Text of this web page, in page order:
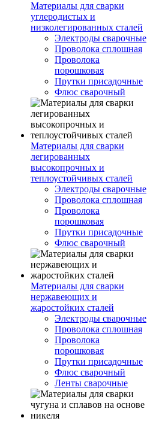
Материалы для сварки
углеродистых и
низколегированных сталей
Электроды сварочные
Проволока сплошная
Проволока
порошковая
Прутки присадочные
Флюс сварочный
Материалы для сварки
легированных
высокопрочных и
теплоустойчивых сталей
Электроды сварочные
Проволока сплошная
Проволока
порошковая
Прутки присадочные
Флюс сварочный
Материалы для сварки
нержавеющих и
жаростойких сталей
Электроды сварочные
Проволока сплошная
Проволока
порошковая
Прутки присадочные
Флюс сварочный
Ленты сварочные